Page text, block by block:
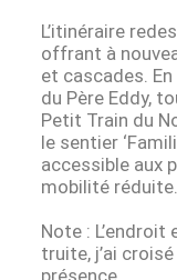
L’itinéraire
offrant à
et cascades.
du Père Eddy,
Petit Train du
le sentier
accessible aux
mobilité réduite.
Note :
truite, j’ai